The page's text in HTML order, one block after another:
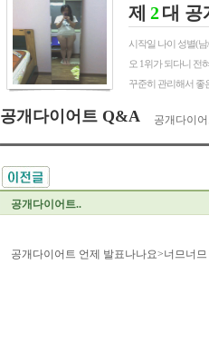
제 2대 공
시작일 나이 성별(남
오 1위가 되다니 전
꾸준히 관리해서 좋
공개다이어트 Q&A 공개다이
공개다이어트..
공개다이어트 언제 발표나나요>너므너